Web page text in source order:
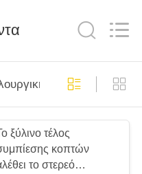
ξύλινο τέλος
κοπτών
το στερεό